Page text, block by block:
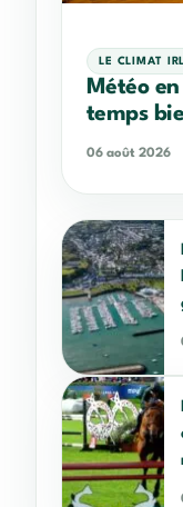
LE CLIMAT
Météo
temps
06 août 2026